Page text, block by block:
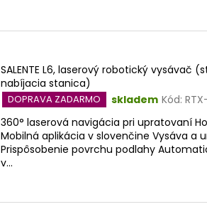
SALENTE L6, laserový robotický vysávač
nabíjacia stanica)
DOPRAVA ZADARMO skladem Kód:
360° laserová navigácia pri upratovaní
Mobilná aplikácia v slovenčine Vysáva a
Prispôsobenie povrchu podlahy
v...